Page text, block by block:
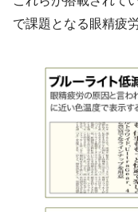
で課題となる眼精疲